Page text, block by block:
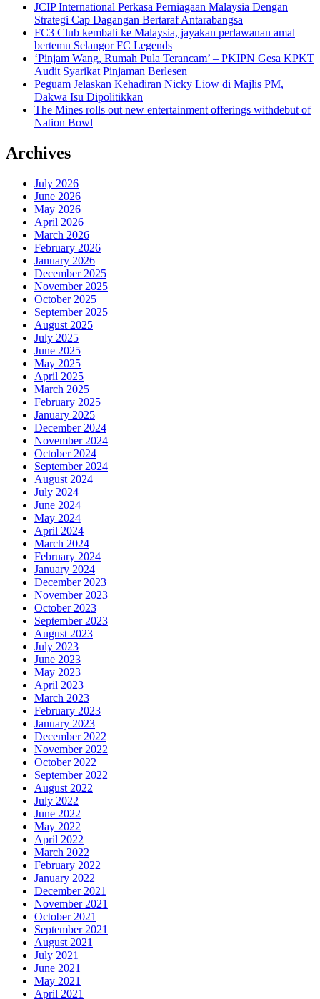
JCIP International Perkasa Perniagaan Malaysia Dengan
Strategi Cap Dagangan Bertaraf Antarabangsa
FC3 Club kembali ke Malaysia, jayakan perlawanan amal
bertemu Selangor FC Legends
‘Pinjam Wang, Rumah Pula Terancam’ – PKIPN Gesa KPKT
Audit Syarikat Pinjaman Berlesen
Peguam Jelaskan Kehadiran Nicky Liow di Majlis PM,
Dakwa Isu Dipolitikkan
The Mines rolls out new entertainment offerings withdebut of
Nation Bowl
Archives
July 2026
June 2026
May 2026
April 2026
March 2026
February 2026
January 2026
December 2025
November 2025
October 2025
September 2025
August 2025
July 2025
June 2025
May 2025
April 2025
March 2025
February 2025
January 2025
December 2024
November 2024
October 2024
September 2024
August 2024
July 2024
June 2024
May 2024
April 2024
March 2024
February 2024
January 2024
December 2023
November 2023
October 2023
September 2023
August 2023
July 2023
June 2023
May 2023
April 2023
March 2023
February 2023
January 2023
December 2022
November 2022
October 2022
September 2022
August 2022
July 2022
June 2022
May 2022
April 2022
March 2022
February 2022
January 2022
December 2021
November 2021
October 2021
September 2021
August 2021
July 2021
June 2021
May 2021
April 2021